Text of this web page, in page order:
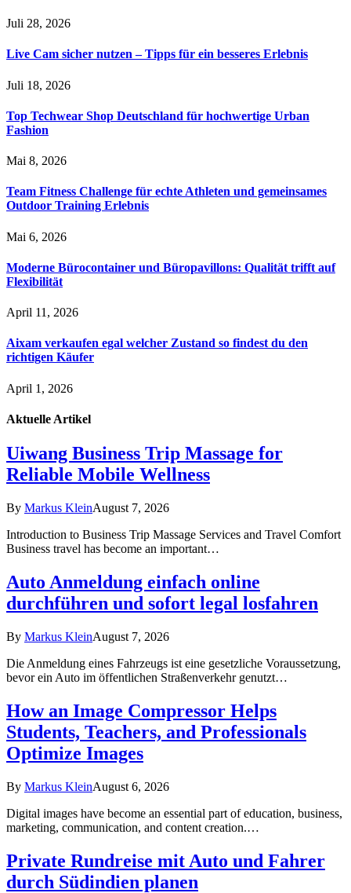
Juli 28, 2026
Live Cam sicher nutzen – Tipps für ein besseres Erlebnis
Juli 18, 2026
Top Techwear Shop Deutschland für hochwertige Urban
Fashion
Mai 8, 2026
Team Fitness Challenge für echte Athleten und gemeinsames
Outdoor Training Erlebnis
Mai 6, 2026
Moderne Bürocontainer und Büropavillons: Qualität trifft auf
Flexibilität
April 11, 2026
Aixam verkaufen egal welcher Zustand so findest du den
richtigen Käufer
April 1, 2026
Aktuelle Artikel
Uiwang Business Trip Massage for
Reliable Mobile Wellness
By Markus KleinAugust 7, 2026
Introduction to Business Trip Massage Services and Travel Comfort
Business travel has become an important…
Auto Anmeldung einfach online
durchführen und sofort legal losfahren
By Markus KleinAugust 7, 2026
Die Anmeldung eines Fahrzeugs ist eine gesetzliche Voraussetzung,
bevor ein Auto im öffentlichen Straßenverkehr genutzt…
How an Image Compressor Helps
Students, Teachers, and Professionals
Optimize Images
By Markus KleinAugust 6, 2026
Digital images have become an essential part of education, business,
marketing, communication, and content creation.…
Private Rundreise mit Auto und Fahrer
durch Südindien planen